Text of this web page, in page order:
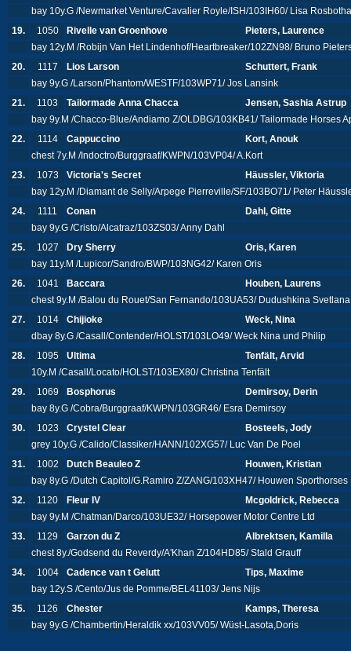
bay 10y.G /Newmarket Venture/Cavalier Royle/ISH/103IH60/ Lisa
19.
1050 Rivelle van Groenhove
Pieters, Laurence
bay 12y.M /Robijn Van Het Lindenhof/Heartbreaker/102ZN98/ Bruno
20.
1117 Lios Larson
Schuttert, Frank
bay 9y.G /Larson/Phantom/WESTF/103WP71/ Jos Lansink
21.
1103 Tailormade Anna Chacca
Jensen, Sashia Astrup
bay 9y.M /Chacco-Blue/Andiamo Z/OLDBG/103KB41/ Tailormade Horses
22.
1114 Cappuccino
Kort, Anouk
chest 7y.M /Indoctro/Burggraaf/KWPN/103VP04/ A.Kort
23.
1073 Victoria's Secret
Häussler, Viktoria
bay 12y.M /Diamant de Selly/Arpege Pierreville/SF/103BO71/ Peter
24.
1111 Conan
Dahl, Gitte
bay 9y.G /Cristo/Alcatraz/103ZS03/ Anny Dahl
25.
1027 Dry Sherry
Oris, Karen
bay 11y.M /Lupicor/Sandro/BWP/103NG42/ Karen Oris
26.
1041 Baccara
Houben, Laurens
chest 9y.M /Balou du Rouet/San Fernando/103UA53/ Dudushkina
27.
1014 Chijioke
Weck, Nina
dbay 8y.G /Casall/Contender/HOLST/103LO49/ Weck Nina und Philip
28.
1095 Ultima
Tenfält, Arvid
10y.M /Casall/Locato/HOLST/103EX80/ Christina Tenfält
29.
1069 Bosphorus
Demirsoy, Derin
bay 8y.G /Cobra/Burggraaf/KWPN/103GR46/ Esra Demirsoy
30.
1023 Crystel Clear
Bosteels, Jody
grey 10y.G /Calido/Classiker/HANN/102XG57/ Luc Van De Poel
31.
1002 Dutch Beauleo Z
Houwen, Kristian
bay 8y.G /Dutch Capitol/G.Ramiro Z/ZANG/103XH47/ Houwen Sporthorses
32.
1120 Fleur IV
Mcgoldrick, Rebecca
bay 9y.M /Chatman/Darco/103UE32/ Horsepower Motor Centre Ltd
33.
1129 Garzon du Z
Albrektsen, Kamilla
chest 8y./Godsend du Reverdy/A'Khan Z/104HD85/ Stald Grauff
34.
1004 Cadence van t Gelutt
Tips, Maxime
bay 12y.S /Cento/Jus de Pomme/BEL41103/ Jens Nijs
35.
1126 Chester
Kamps, Theresa
bay 9y.G /Chambertin/Heraldik xx/103VV05/ Wüst-Lasota,Doris